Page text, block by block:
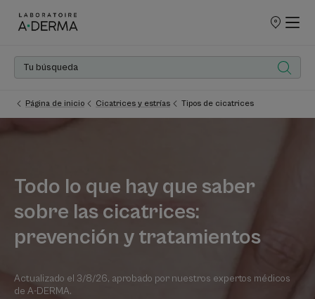
PUNTOS
Página de inicio Cicatrices y estrías Tipos de cicatrices
Todo lo que hay que saber
sobre las cicatrices:
prevención y tratamientos
Actualizado el 3/8/26, aprobado por nuestros expertos médicos
de A-DERMA.